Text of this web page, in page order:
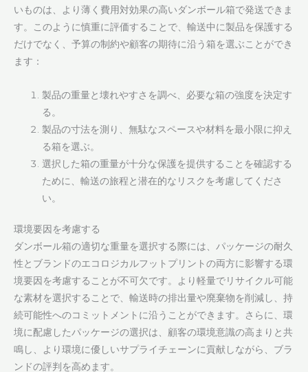
いものは、より薄く費用対効果の高いダンボール箱で発送できま
す。このように慎重に評価することで、輸送中に製品を保護する
だけでなく、予算の制約や顧客の期待に沿う箱を選ぶことができ
ます：
製品の重量と壊れやすさを調べ、必要な箱の強度を決定す
る。
製品の寸法を測り、無駄なスペースや材料を最小限に抑え
る箱を選ぶ。
選択した箱の重量が十分な保護を提供することを確認する
ために、輸送の旅程と潜在的なリスクを考慮してくださ
い。
環境要因を考慮する
ダンボール箱の適切な重量を選択する際には、パッケージの耐久
性とブランドのエコロジカルフットプリントの両方に影響する環
境要因を考慮することが不可欠です。より軽量でリサイクル可能
な素材を選択することで、輸送時の排出量や廃棄物を削減し、持
続可能性へのコミットメントに沿うことができます。さらに、環
境に配慮したパッケージの選択は、顧客の環境意識の高まりと共
鳴し、より環境に優しいサプライチェーンに貢献しながら、ブラ
ンドの評判を高めます。